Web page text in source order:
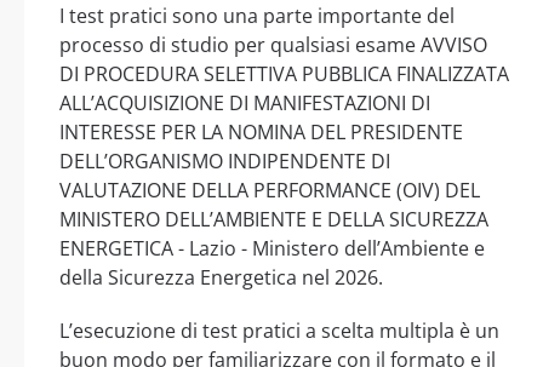
I test pratici sono una parte importante del
processo di studio per qualsiasi esame AVVISO
DI PROCEDURA SELETTIVA PUBBLICA FINALIZZATA
ALL’ACQUISIZIONE DI MANIFESTAZIONI DI
INTERESSE PER LA NOMINA DEL PRESIDENTE
DELL’ORGANISMO INDIPENDENTE DI
VALUTAZIONE DELLA PERFORMANCE (OIV) DEL
MINISTERO DELL’AMBIENTE E DELLA SICUREZZA
ENERGETICA - Lazio - Ministero dell’Ambiente e
della Sicurezza Energetica nel 2026.
L’esecuzione di test pratici a scelta multipla è un
buon modo per familiarizzare con il formato e il